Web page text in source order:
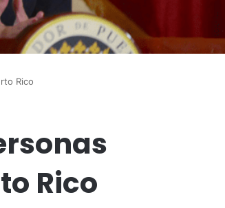
Rico
Rico